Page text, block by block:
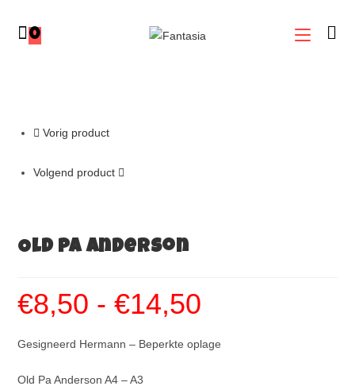
0
Vorig product
Volgend product
Old Pa Anderson
€8,50 - €14,50
Gesigneerd Hermann – Beperkte oplage
Old Pa Anderson A4 – A3